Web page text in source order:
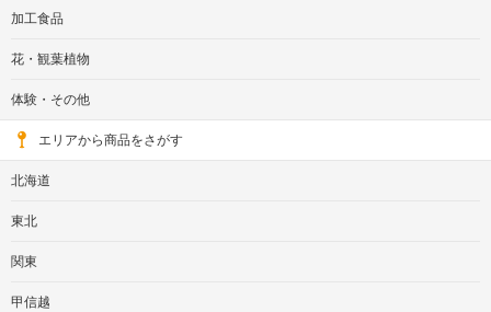
加工食品
花・観葉植物
体験・その他
エリアから商品をさがす
北海道
東北
関東
甲信越